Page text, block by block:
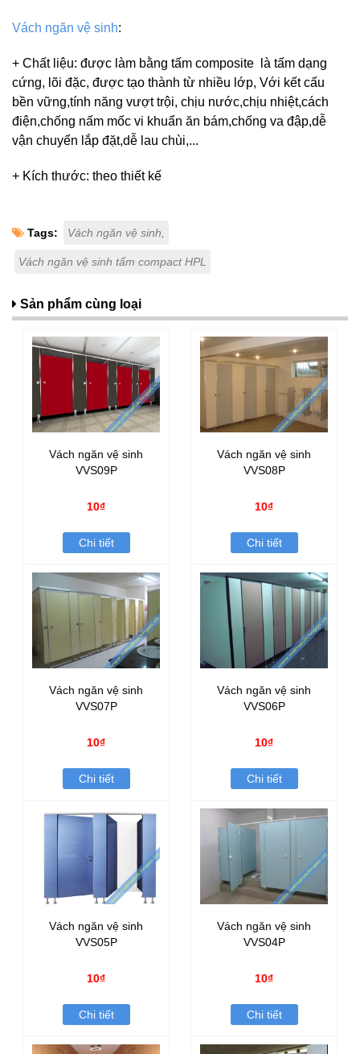
Vách ngăn vệ sinh:
+ Chất liệu: được làm bằng tấm composite là tấm dạng
cứng, lõi đặc, được tạo thành từ nhiều lớp, Với kết cấu
bền vững,tính năng vượt trội, chịu nước,chịu nhiệt,cách
điện,chống nấm mốc vi khuẩn ăn bám,chống va đập,dễ
vận chuyển lắp đặt,dễ lau chùi,...
+ Kích thước: theo thiết kế
Tags: Vách ngăn vệ sinh,
Vách ngăn vệ sinh tấm compact HPL
Sản phẩm cùng loại
Vách ngăn vệ sinh
VVS09P
10₫
Chi tiết
Vách ngăn vệ sinh
VVS08P
10₫
Chi tiết
Vách ngăn vệ sinh
VVS07P
10₫
Chi tiết
Vách ngăn vệ sinh
VVS06P
10₫
Chi tiết
Vách ngăn vệ sinh
VVS05P
10₫
Chi tiết
Vách ngăn vệ sinh
VVS04P
10₫
Chi tiết